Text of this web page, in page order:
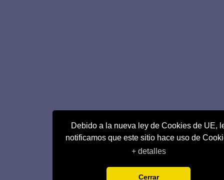
Debido a la nueva ley de Cookies de UE,
notificamos que este sitio hace uso de
+ detalles
Cerrar